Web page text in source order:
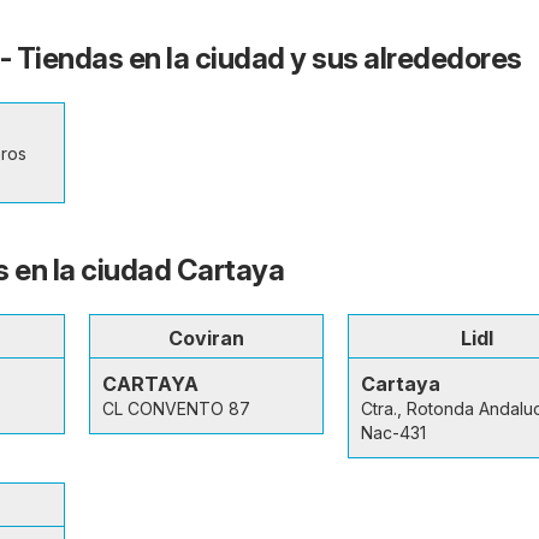
Tiendas en la ciudad y sus alrededores
en la ciudad Cartaya
Coviran
CARTAYA
CL CONVENTO 87
Lidl
Cartaya
Ctra., Rotonda
Nac-431